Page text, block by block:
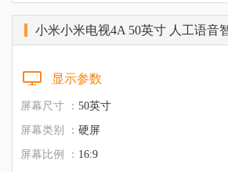
小米小米电视4A 50英寸 人工语音
显示参数
屏幕尺寸 ： 50英寸
屏幕类别 ： 硬屏
屏幕比例 ： 16:9